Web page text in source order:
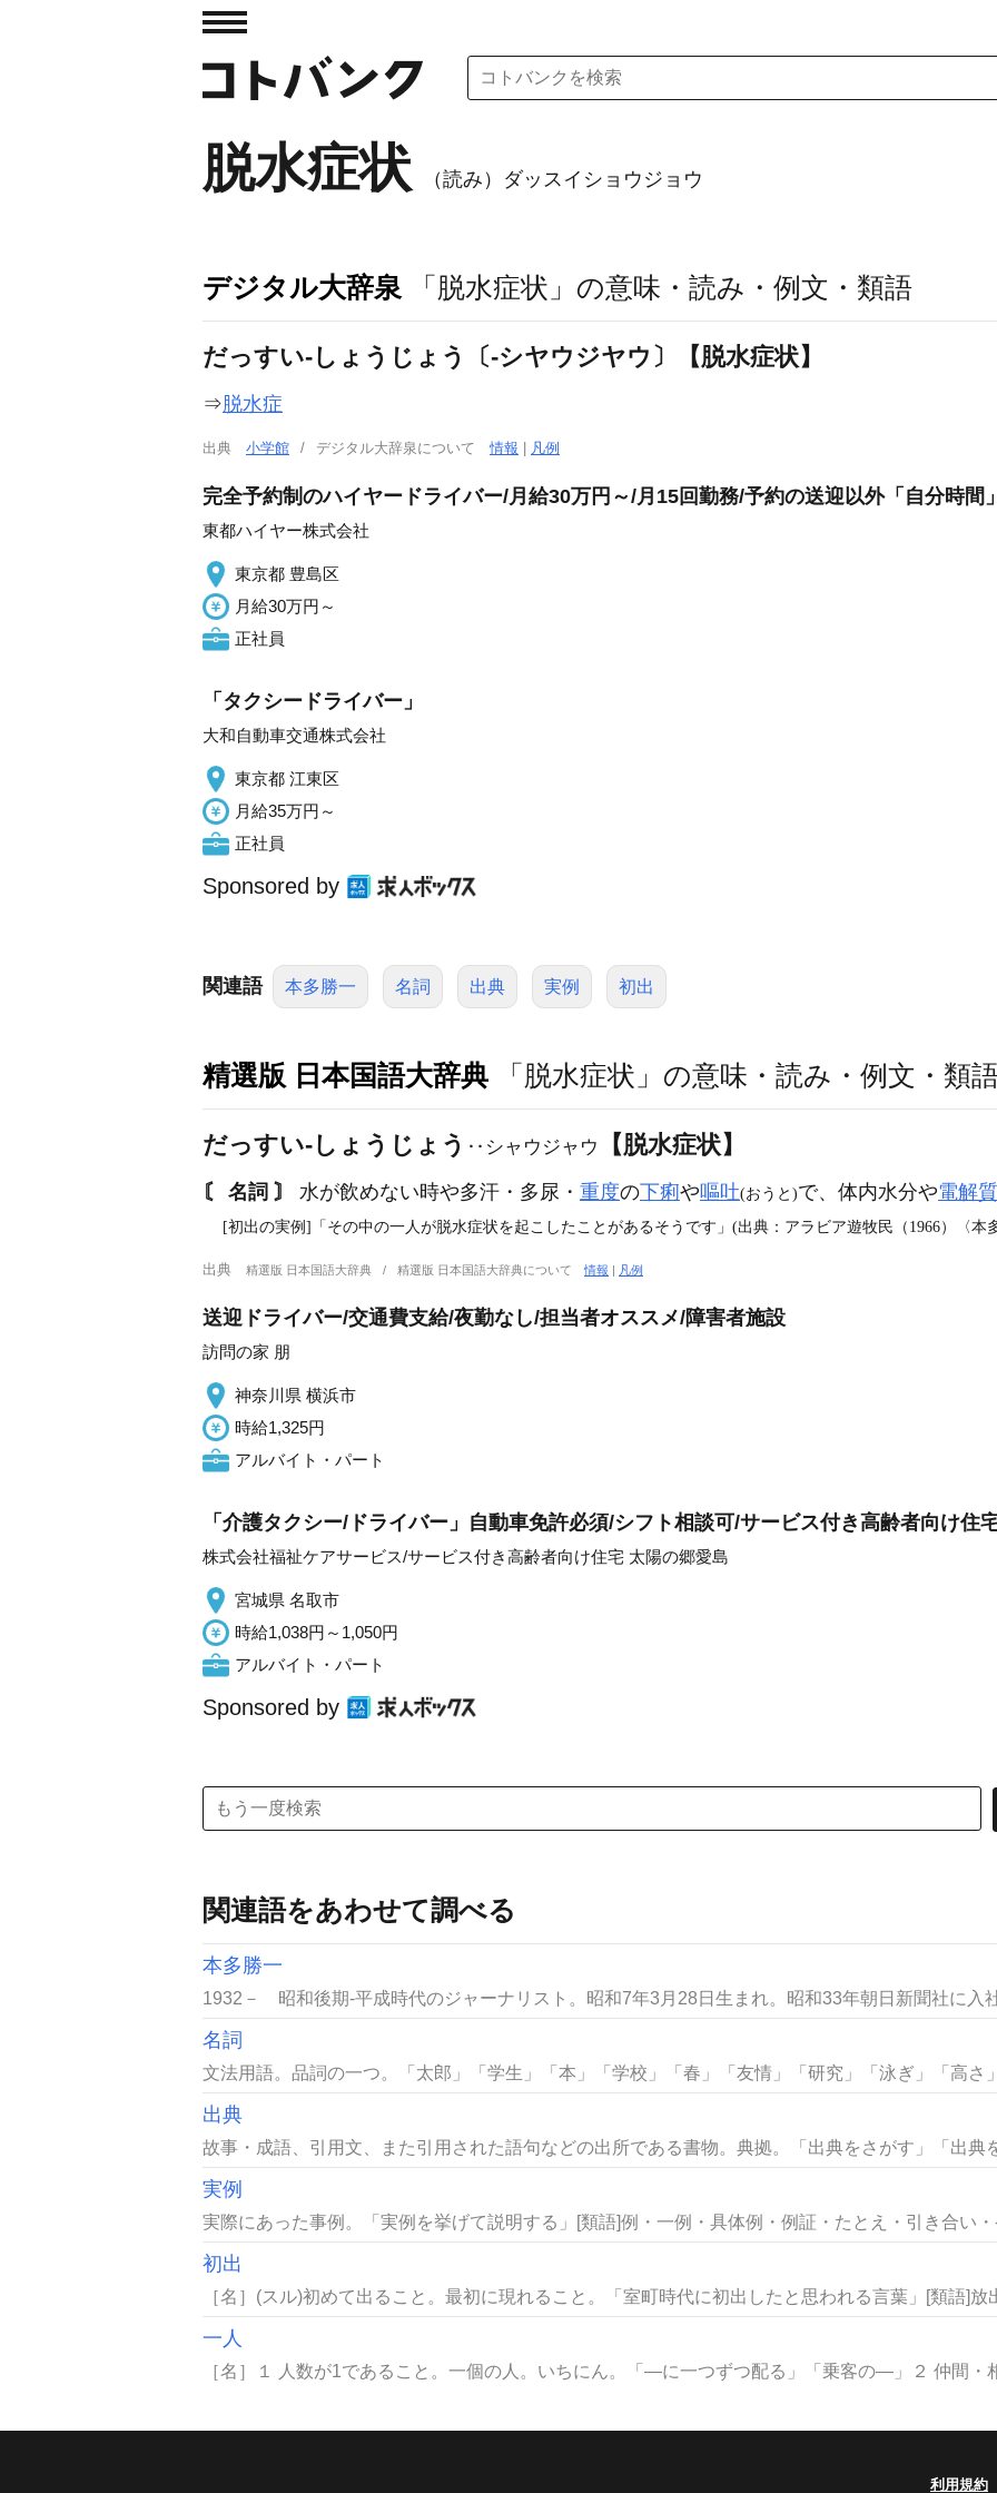
脱水症状 （読み）ダッスイショウジョウ
デジタル大辞泉 「脱水症状」の意味・読み・例文・類語
だっすい‐しょうじょう〔‐シヤウジヤウ〕【脱水症状】
⇒脱水症
出典 小学館 デジタル大辞泉について情報 凡例
完全予約制のハイヤードライバー/月給30万円～/月15回勤務/予約の送迎以外「自分時間
東都ハイヤー株式会社
東京都 豊島区
月給30万円～
正社員
「タクシードライバー」
大和自動車交通株式会社
東京都 江東区
月給35万円～
正社員
Sponsored by
関連語 本多勝一 名詞 出典 実例 初出
精選版 日本国語大辞典 「脱水症状」の意味・読み・例文・類
だっすい‐しょうじょう ‥シャウジャウ 【脱水症状】
〘 名詞 〙 水が飲めない時や多汗・多尿・ 重度の下痢や嘔吐(おうと)で、体内水分や電解質
[初出の実例]「その中の一人が脱水症状を起こしたことがあるそうです」(出典：アラビア遊牧民（1966）〈本
出典 精選版 日本国語大辞典 精選版 日本国語大辞典について情報 | 凡例
送迎ドライバー/交通費支給/夜勤なし/担当者オススメ/障害者施設
訪問の家 朋
神奈川県 横浜市
時給1,325円
アルバイト・パート
「介護タクシー/ドライバー」自動車免許必須/シフト相談可/サービス付き高齢者向け住
株式会社福祉ケアサービス/サービス付き高齢者向け住宅 太陽の郷愛島
宮城県 名取市
時給1,038円～1,050円
アルバイト・パート
Sponsored by
関連語をあわせて調べる
本多勝一
1932－ 昭和後期-平成時代のジャーナリスト。昭和7年3月28日生まれ。昭和33年朝日新聞社に入社
名詞
文法用語。品詞の一つ。「太郎」「学生」「本」「学校」「春」「友情」「研究」「泳ぎ」「高さ
出典
故事・成語、引用文、また引用された語句などの出所である書物。典拠。「出典をさがす」「出典
実例
実際にあった事例。「実例を挙げて説明する」[類語]例・一例・具体例・例証・たとえ・引き合い・
初出
［名］(スル)初めて出ること。最初に現れること。「室町時代に初出したと思われる言葉」[類語]放
一人
［名］１ 人数が1であること。一個の人。いちにん。「―に一つずつ配る」「乗客の―」２ 仲間・
利用規約